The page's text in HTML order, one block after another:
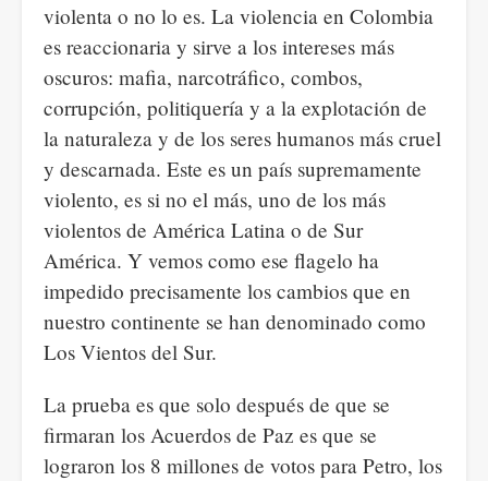
violenta o no lo es. La violencia en Colombia
es reaccionaria y sirve a los intereses más
oscuros: mafia, narcotráfico, combos,
corrupción, politiquería y a la explotación de
la naturaleza y de los seres humanos más cruel
y descarnada. Este es un país supremamente
violento, es si no el más, uno de los más
violentos de América Latina o de Sur
América. Y vemos como ese flagelo ha
impedido precisamente los cambios que en
nuestro continente se han denominado como
Los Vientos del Sur.
La prueba es que solo después de que se
firmaran los Acuerdos de Paz es que se
lograron los 8 millones de votos para Petro, los